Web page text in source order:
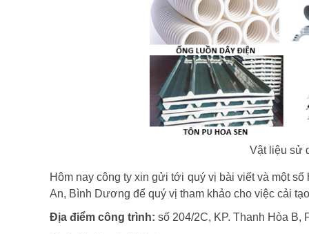
Vật liệu sử
Hôm nay công ty xin gửi tới quý vị bài viết và một
An, Bình Dương để quý vị tham khảo cho việc cải
Địa điểm công trình: số 204/2C, KP. Thanh Hòa